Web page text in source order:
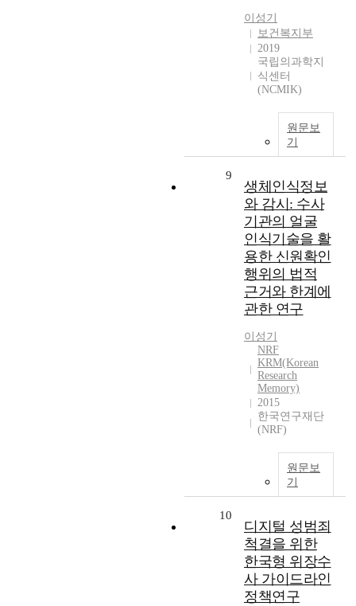
이성기
보건복지부
2019
국립의과학지
식센터
(NCMIK)
원문보
기
9
생체인식정보
와 감시: 수사
기관의 얼굴
인식기술을 활
용한 신원확인
행위의 법적
근거와 한계에
관한 연구
이성기
NRF
KRM(Korean
Research
Memory)
2015
한국연구재단
(NRF)
원문보
기
10
디지털 성범죄
척결을 위한
한국형 위장수
사 가이드라인
정책연구